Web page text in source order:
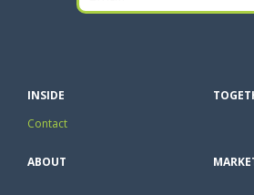
INSIDE
Contact
ABOUT